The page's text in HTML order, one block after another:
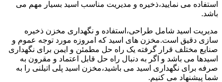
استفاده می نمایید،ذخیره و مدیریت مناسب اسید بسیار مهم می
باشد.
مدیریت اسید شامل طراحی،استفاده و نگهداری مخزن ذخیره
سازی دقیق است.مخزن های اسید که امروزه مورد توجه عموم و
صنایع مختلف قرار گرفته یک راه حل مطمئن و ایمن برای نگهداری
اسیدها می باشد و اگر به دنبال راه حل قابل اعتماد و مقرون به
صرفه برای نگهداری اسید می باشید،مخزن اسید پلی اتیلنی را به
شما پیشنهاد می کنیم.